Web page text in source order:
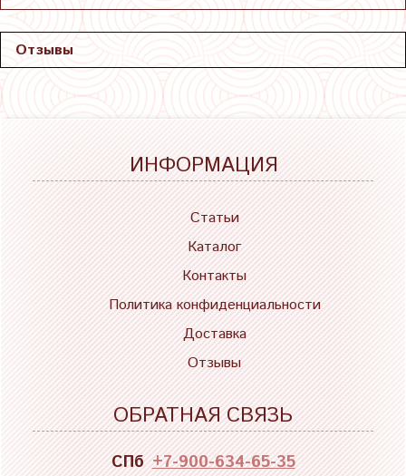
Отзывы
ИНФОРМАЦИЯ
Статьи
Каталог
Контакты
Политика конфиденциальности
Доставка
Отзывы
ОБРАТНАЯ СВЯЗЬ
СПб +7-900-634-65-35